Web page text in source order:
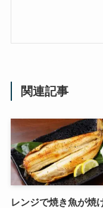
関連記事
レンジで焼き魚が焼